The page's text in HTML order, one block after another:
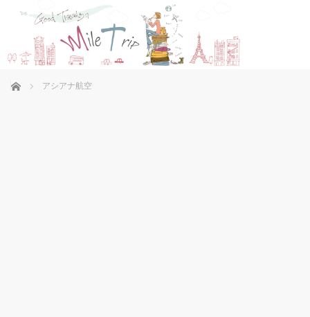
ホーム アシアナ航空